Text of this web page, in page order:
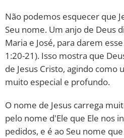
Não podemos esquecer que
Seu nome. Um anjo de Deus
Maria e José, para darem
1:20-21). Isso mostra que
de Jesus Cristo, agindo como
muito especial e profundo.
O nome de Jesus carrega
pelo nome d'Ele que Ele nos
pedidos, e é ao Seu nome